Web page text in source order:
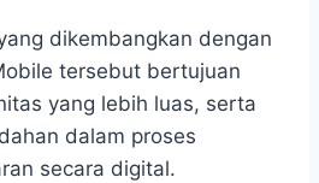
dikembangkan dengan
tersebut bertujuan
yang lebih luas, serta
dalam proses
secara digital.